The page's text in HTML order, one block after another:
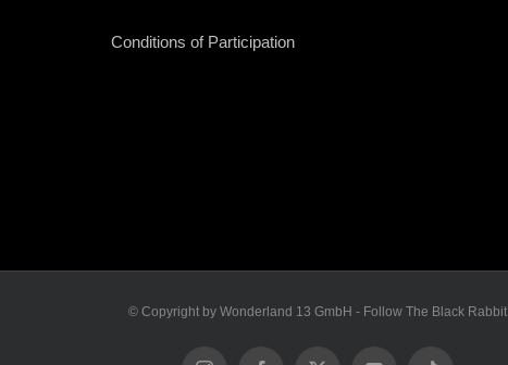
Conditions of Participation
© Copyright by Wonderland 13 GmbH - Follow The Black Rabbit